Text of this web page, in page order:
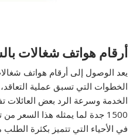
أرقام هواتف شغالات
يعد الوصول إلى أرقام هواتف
الخطوات التي تسبق عملية
الخدمة وسرعة الرد بعض العائلات
1500 جدة لما يمثله هذا السعر
في الأحياء التي تتميز بكثرة